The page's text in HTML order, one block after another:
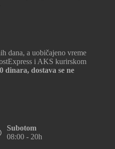
dana, a uobičajeno vreme
i AKS kurirskom
dinara, dostava se ne
Subotom
08:00 - 20h